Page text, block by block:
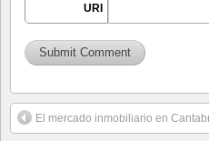
URI
El mercado inmobiliario en